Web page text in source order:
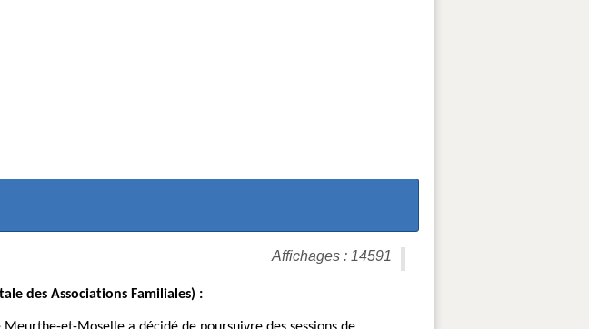
Affichages : 14591
des Associations Familiales) :